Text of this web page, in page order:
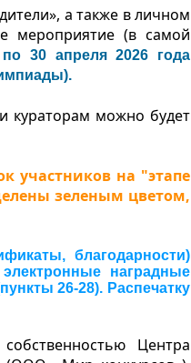
а также в личном
мероприятие (в самой
30 апреля 2026 года
кураторам можно будет
участников на "этапе
зеленым цветом,
благодарности)
наградные
26-28). Распечатку
Центра